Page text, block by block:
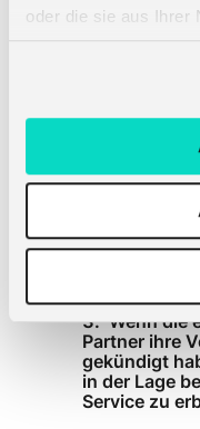
oder die sie aus Ihrer
Liquidator,
oder
bestellt wird
Gläubiger
Gläubigern
oder wenn
wird oder
Wenn die
Partner ihre
gekündigt
in der Lage
Service zu